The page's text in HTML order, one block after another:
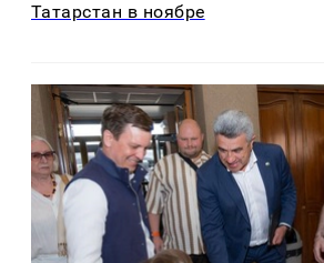
Татарстан в ноябре